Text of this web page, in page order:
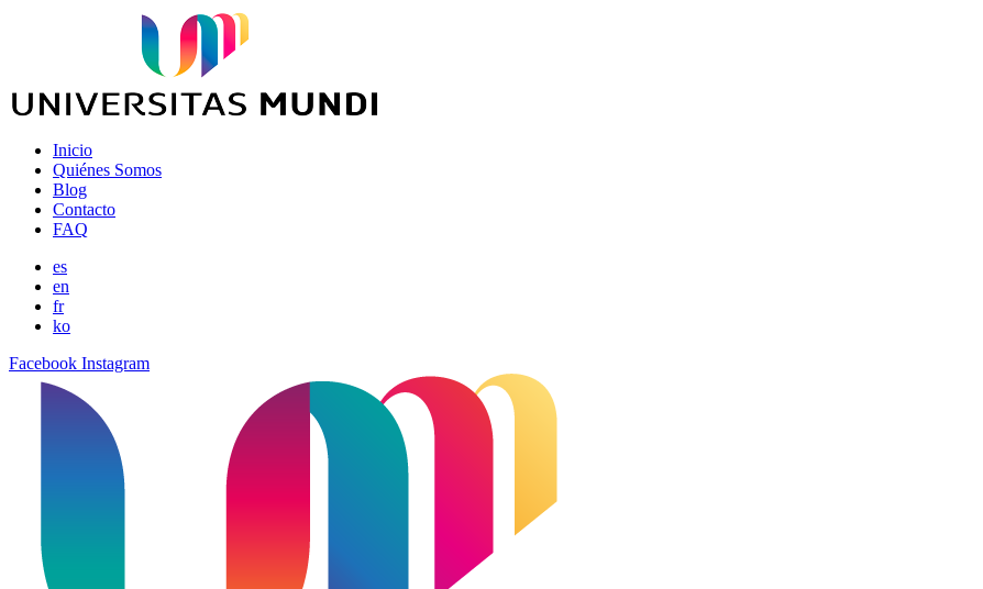
Inicio
Quiénes Somos
Blog
Contacto
FAQ
es
en
fr
ko
Facebook Instagram